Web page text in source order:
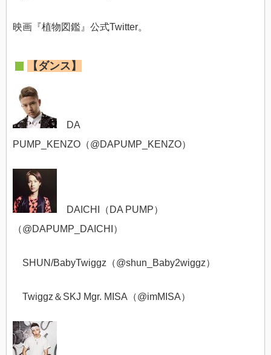
映画『植物図鑑』公式Twitter。
【ダンス】
DA
PUMP_KENZO （@DAPUMP_KENZO）
DAICHI（DA PUMP）
（@DAPUMP_DAICHI ）
SHUN/BabyTwiggz（@shun_Baby2wiggz）
Twiggz＆SKJ Mgr. MISA（@imMISA）